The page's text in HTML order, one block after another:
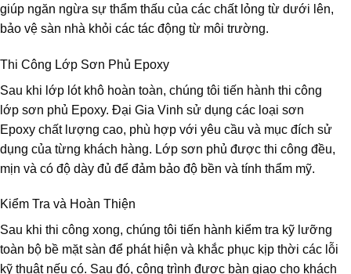
giúp ngăn ngừa sự thẩm thấu của các chất lỏng từ dưới lên,
bảo vệ sàn nhà khỏi các tác động từ môi trường.
Thi Công Lớp Sơn Phủ Epoxy
Sau khi lớp lót khô hoàn toàn, chúng tôi tiến hành thi công
lớp sơn phủ Epoxy. Đại Gia Vinh sử dụng các loại sơn
Epoxy chất lượng cao, phù hợp với yêu cầu và mục đích sử
dụng của từng khách hàng. Lớp sơn phủ được thi công đều,
mịn và có độ dày đủ để đảm bảo độ bền và tính thẩm mỹ.
Kiểm Tra và Hoàn Thiện
Sau khi thi công xong, chúng tôi tiến hành kiểm tra kỹ lưỡng
toàn bộ bề mặt sàn để phát hiện và khắc phục kịp thời các lỗi
kỹ thuật nếu có. Sau đó, công trình được bàn giao cho khách